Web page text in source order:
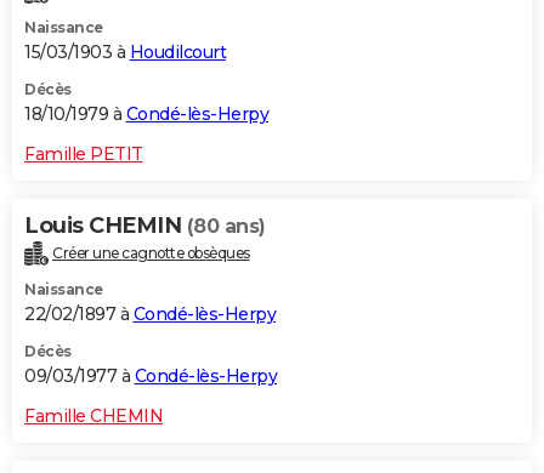
Naissance
15/03/1903 à Houdilcourt
Décès
18/10/1979 à Condé-lès-Herpy
Famille PETIT
Louis CHEMIN (80 ans)
Créer une cagnotte obsèques
Naissance
22/02/1897 à Condé-lès-Herpy
Décès
09/03/1977 à Condé-lès-Herpy
Famille CHEMIN